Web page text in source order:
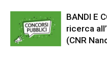
BANDI E
ricerca
(CNR